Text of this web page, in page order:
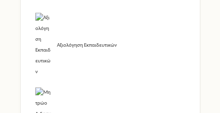
Αξιολόγηση Εκπαιδευτικών